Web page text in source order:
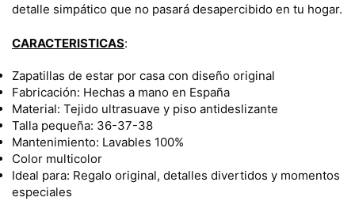
detalle simpático que no pasará desapercibido en tu hogar.
CARACTERISTICAS:
Zapatillas de estar por casa con diseño original
Fabricación: Hechas a mano en España
Material: Tejido ultrasuave y piso antideslizante
Talla pequeña: 36-37-38
Mantenimiento: Lavables 100%
Color multicolor
Ideal para: Regalo original, detalles divertidos y momentos
especiales